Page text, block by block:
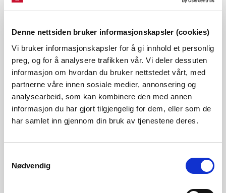
Denne nettsiden bruker informasjonskapsler (cookies)
Vi bruker informasjonskapsler for å gi innhold et personlig
preg, og for å analysere trafikken vår. Vi deler dessuten
informasjon om hvordan du bruker nettstedet vårt, med
partnerne våre innen sosiale medier, annonsering og
analysearbeid, som kan kombinere den med annen
informasjon du har gjort tilgjengelig for dem, eller som de
har samlet inn gjennom din bruk av tjenestene deres.
Nødvendig
opprinneleg konsesjonsdato. Vedtaket er fatta i medhold
av vassressurslova §§ 27 og 19 annet ledd, samt
vassdragsreguleringslova § 15. NVE kan ikkje sjå at det er
nye eller endra forhold som tilseier at søknaden om
forlengd byggefrist for Nedre Molla kraftverk bør bli
avslått.
Nedre Molla kraftverk er planlagt i Mollaelva som ligg om
lag 8 km sør for tettstaden Sauda, på austsida av
Saudafjorden. Kraftverket vil i gjennomsnitt produsere 4,6